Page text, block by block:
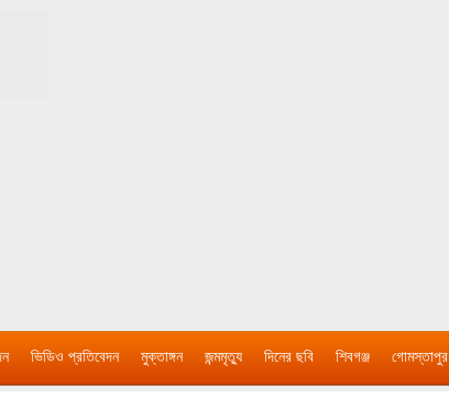
ভিডিও প্রতিবেদন মুক্তাঙ্গন জন্মমৃত্যু দিনের ছবি শিবগঞ্জ গোমস্তাপুর